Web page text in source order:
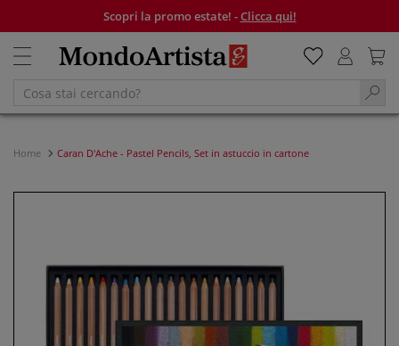
Scopri la promo estate! -Clicca qui!
Home Caran D'Ache - Pastel Pencils, Set in astuccio in cartone